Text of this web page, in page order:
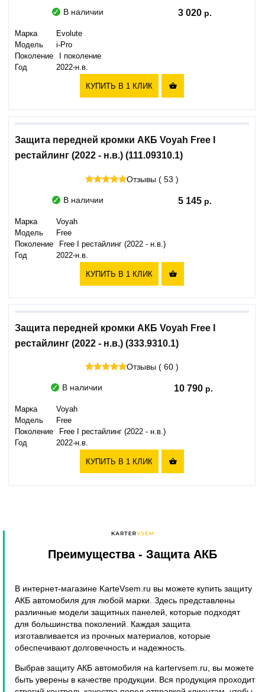
В наличии 3 020
Марка
Evolute
Модель
i-Pro
Поколение
I поколение
Год
2022-н.в.
КУПИТЬ В 1 КЛИК 
Защита передней кромки АКБ Voyah Free I
рестайлинг (2022 - н.в.) (111.09310.1)
Отзывы ( 53 )
В наличии 5 145
Марка
Voyah
Модель
Free
Поколение
Free I рестайлинг (2022 - н.в.)
Год
2022-н.в.
КУПИТЬ В 1 КЛИК 
Защита передней кромки АКБ Voyah Free I
рестайлинг (2022 - н.в.) (333.9310.1)
Отзывы ( 60 )
В наличии 10 790
Марка
Voyah
Модель
Free
Поколение
Free I рестайлинг (2022 - н.в.)
Год
2022-н.в.
КУПИТЬ В 1 КЛИК 
Преимущества- Защита АКБ
В интернет-магазине KarteVsem.ru вы можете купить защиту
АКБ автомобиля для любой марки. Здесь представлены
различные модели защитных панелей, которые подходят
для большинства поколений. Каждая защита
изготавливается из прочных материалов, которые
обеспечивают долговечность и надежность.
Выбрав защиту АКБ автомобиля на kartervsem.ru, вы можете
быть уверены в качестве продукции. Вся продукция проходит